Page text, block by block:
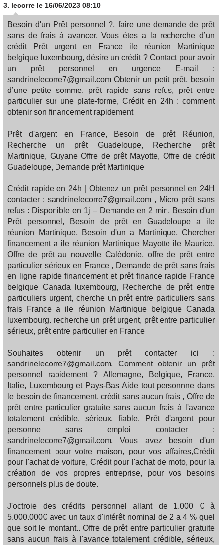
3. lecorre le 16/06/2023 08:10
Besoin d'un Prêt personnel ?, faire une demande de prêt
sans de frais à avancer, Vous étes a la recherche d’un
crédit Prêt urgent en France ile réunion Martinique
belgique luxembourg, désire un crédit ? Contact pour avoir
un prêt personnel en urgence E-mail :
sandrinelecorre7@gmail.com Obtenir un petit prêt, besoin
d’une petite somme. prêt rapide sans refus, prêt entre
particulier sur une plate-forme, Crédit en 24h : comment
obtenir son financement rapidement
Prêt d'argent en France, Besoin de prêt Réunion,
Recherche un prêt Guadeloupe, Recherche prêt
Martinique, Guyane Offre de prêt Mayotte, Offre de crédit
Guadeloupe, Demande prêt Martinique
Crédit rapide en 24h | Obtenez un prêt personnel en 24H
contacter : sandrinelecorre7@gmail.com , Micro prêt sans
refus : Disponible en 1j – Demande en 2 min, Besoin d'un
Prêt personnel, Besoin de prêt en Guadeloupe a ile
réunion Martinique, Besoin d'un a Martinique, Chercher
financement a ile réunion Martinique Mayotte ile Maurice,
Offre de prêt au nouvelle Calédonie, offre de prêt entre
particulier sérieux en France , Demande de prêt sans frais
en ligne rapide financement et prêt finance rapide France
belgique Canada luxembourg, Recherche de prêt entre
particuliers urgent, cherche un prêt entre particuliers sans
frais France a ile réunion Martinique belgique Canada
luxembourg. recherche un prêt urgent, prêt entre particulier
sérieux, prêt entre particulier en France
Souhaites obtenir un prêt contacter ici :
sandrinelecorre7@gmail.com, Comment obtenir un prêt
personnel rapidement ? Allemagne, Belgique, France,
Italie, Luxembourg et Pays-Bas Aide tout personnne dans
le besoin de financement, crédit sans aucun frais , Offre de
prêt entre particulier gratuite sans aucun frais à l'avance
totalement crédible, sérieux, fiable. Prêt d'argent pour
personne sans emploi contacter :
sandrinelecorre7@gmail.com, Vous avez besoin d'un
financement pour votre maison, pour vos affaires,Crédit
pour l'achat de voiture, Crédit pour l'achat de moto, pour la
création de vos propres entreprise, pour vos besoins
personnels plus de doute.
J'octroie des crédits personnel allant de 1.000 € à
5.000.000€ avec un taux d'intérêt nominal de 2 a 4 % quel
que soit le montant.. Offre de prêt entre particulier gratuite
sans aucun frais à l'avance totalement crédible, sérieux,